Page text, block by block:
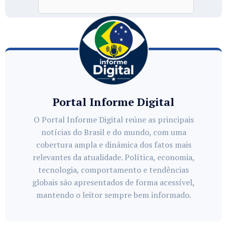
Portal Informe Digital
O Portal Informe Digital reúne as principais
notícias do Brasil e do mundo, com uma
cobertura ampla e dinâmica dos fatos mais
relevantes da atualidade. Política, economia,
tecnologia, comportamento e tendências
globais são apresentados de forma acessível,
mantendo o leitor sempre bem informado.